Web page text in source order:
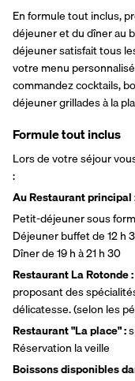
En formule tout inclus,
déjeuner et du dîner au
déjeuner satisfait tous
votre menu
commandez cocktails,
déjeuner grillades à la
Formule tout inclus
Lors de votre séjour
:
Au Restaurant principal
Petit-déjeuner sous
Déjeuner buffet de 12 h
Dîner de 19 h à 21 h 30
Restaurant La Rotonde :
proposant des
délicatesse. (selon les
Restaurant "La place" :
Réservation la veille
Boissons disponibles